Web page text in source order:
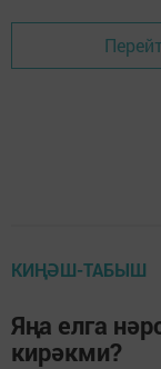
КИҢӘШ-ТАБЫШ
Яңа елга
кирәкми?